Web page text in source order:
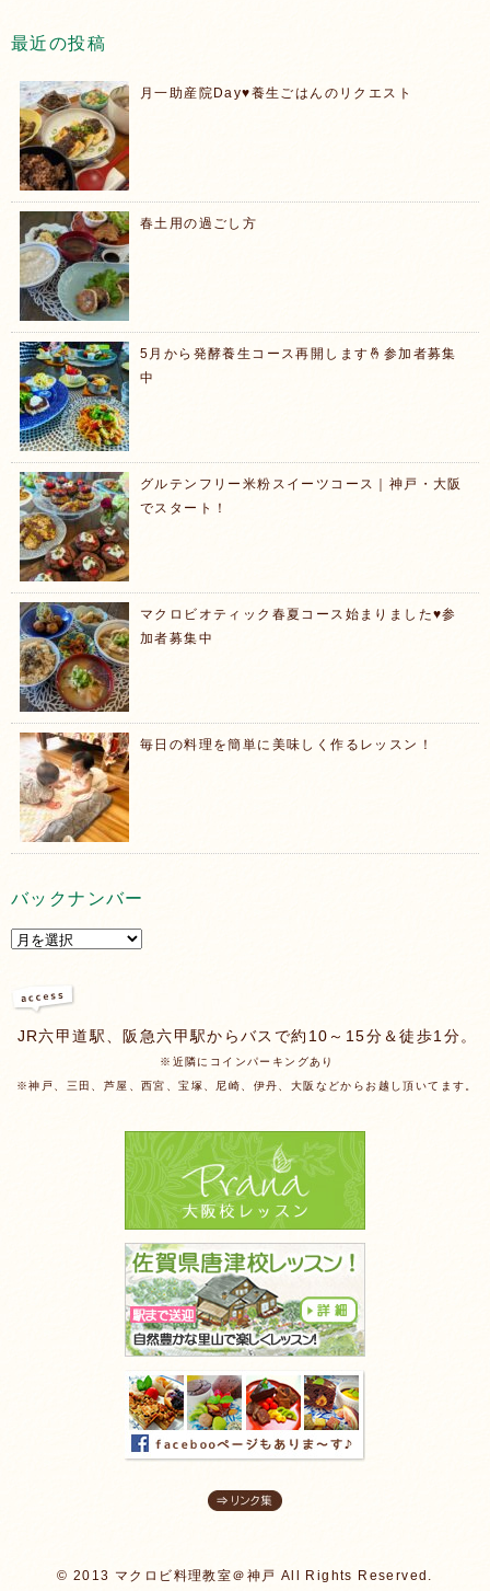
最近の投稿
月一助産院Day♥️養生ごはんのリクエスト
春土用の過ごし方
5月から発酵養生コース再開します🤞参加者募集
中
グルテンフリー米粉スイーツコース｜神戸・大阪
でスタート！
マクロビオティック春夏コース始まりました♥️参
加者募集中
毎日の料理を簡単に美味しく作るレッスン！
バックナンバー
JR六甲道駅、阪急六甲駅からバスで約10～15分＆徒歩1分。
※近隣にコインパーキングあり
※神戸、三田、芦屋、西宮、宝塚、尼崎、伊丹、大阪などからお越し頂いてます。
© 2013 マクロビ料理教室＠神戸 All Rights Reserved.